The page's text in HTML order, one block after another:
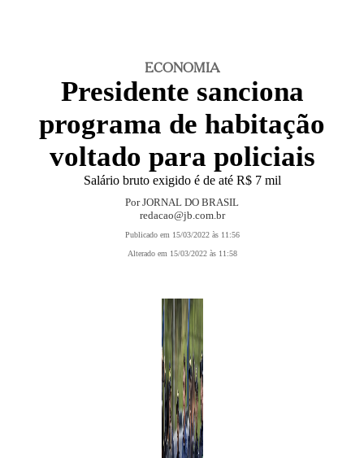
ECONOMIA
Presidente sanciona
programa de habitação
voltado para policiais
Salário bruto exigido é de até R$ 7 mil
Por JORNAL DO BRASIL
redacao@jb.com.br
Publicado em 15/03/2022 às 11:56
Alterado em 15/03/2022 às 11:58